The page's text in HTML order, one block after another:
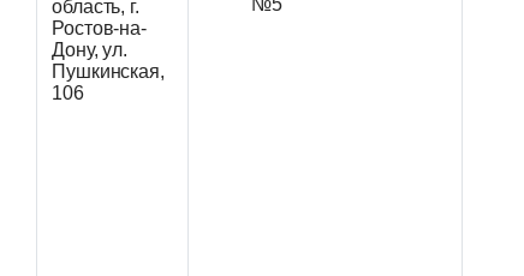
область, г.
Ростов-на-
Дону, ул.
Пушкинская,
106
№5